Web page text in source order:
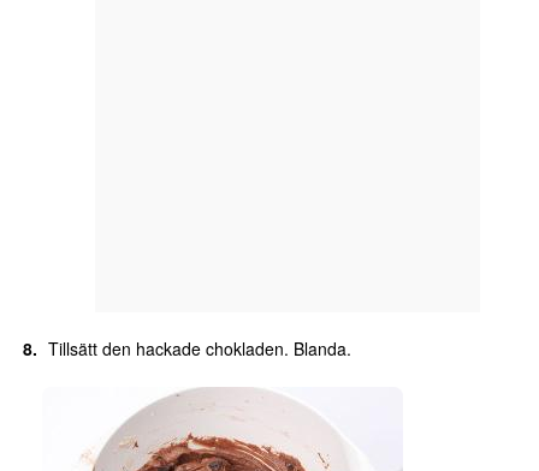
Tillsätt den hackade chokladen. Blanda.